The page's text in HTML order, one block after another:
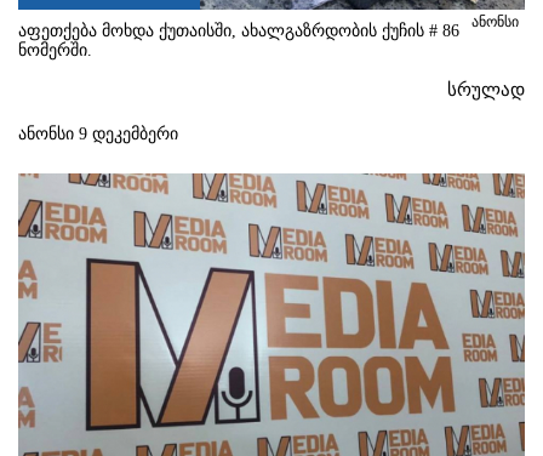
ანონსი
აფეთქება მოხდა ქუთაისში, ახალგაზრდობის ქუჩის # 86
ნომერში.
სრულად
ანონსი 9 დეკემბერი